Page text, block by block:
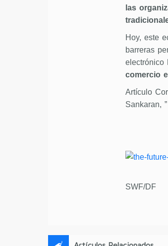
las
Hoy, este
barreras
electrónico
comercio
Artículo
Sankaran,
SWF/DF